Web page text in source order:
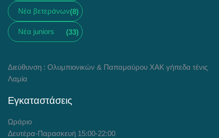
Νέα βετεράνων(8)
Νέα juniors (33)
Διεύθυνση : Ολυμπιονικών & Παπαμαύρου ΧΑΚ γήπεδα τένις
Λαμία
Εγκαταστάσεις
Ωράριο
Δευτέρα-Παρασκευή 15:00-22:00